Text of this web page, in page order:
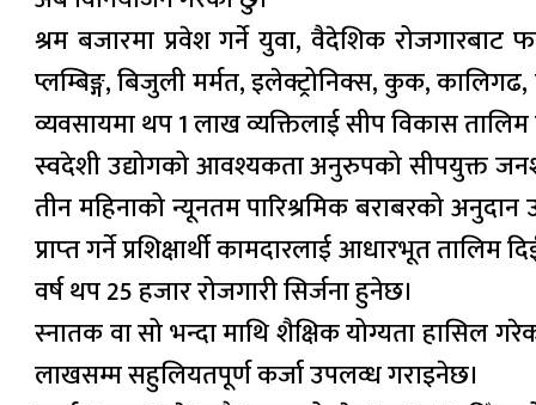
श्रम बजारमा प्रवेश गर्ने युवा, वैदेशिक रोजगारबाट
प्लम्बिङ्ग, बिजुली मर्मत, इलेक्ट्रोनिक्स, कुक,
व्यवसायमा थप 1 लाख व्यक्तिलाई सीप विकास
स्वदेशी उद्योगको आवश्यकता अनुरुपको सीपयुक्त
तीन महिनाको न्यूनतम पारिश्रमिक बराबरको
प्राप्‍त गर्ने प्रशिक्षार्थी कामदारलाई आधारभूत
वर्ष थप 25 हजार रोजगारी सिर्जना हुनेछ।
स्नातक वा सो भन्दा माथि शैक्षिक योग्यता हासिल
लाखसम्म सहुलियतपूर्ण कर्जा उपलव्ध गराइनेछ।